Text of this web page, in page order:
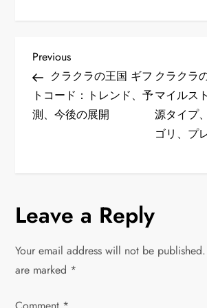
P
o
s
a
v
Previous
Post
Previous
クラクラの王国 ギフ
トコード：トレンド、予
測、今後の展開
クラクラ
マイルス
源タイプ
ゴリ、プ
Leave a Reply
Your email address will not be published.
are marked *